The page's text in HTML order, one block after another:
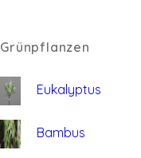
Grünpflanzen
Eukalyptus
Bambus